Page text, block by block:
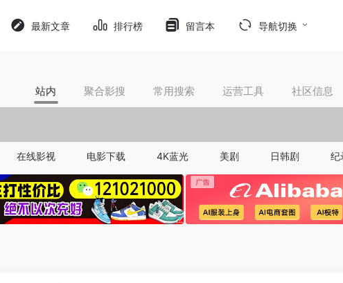
最新文章 排行榜 留言本 导航切换
站内 聚合影搜 常用搜索 运营工具 社区信息
在线影视 电影下载 4K蓝光 美剧 日韩剧 纪